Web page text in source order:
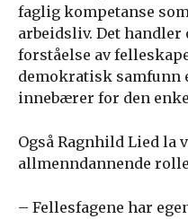
faglig kompetanse
arbeidsliv. Det handler
forståelse av
demokratisk samfunn
innebærer for den
Også Ragnhild Lied la
allmenndannende
– Fellesfagene har